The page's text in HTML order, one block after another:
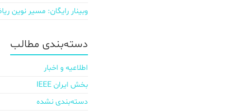
وبینار رایگان: مسیر نوین
دسته‌بندی مطالب
اطلاعیه و اخبار
بخش ایران IEEE
دسته‌بندی نشده